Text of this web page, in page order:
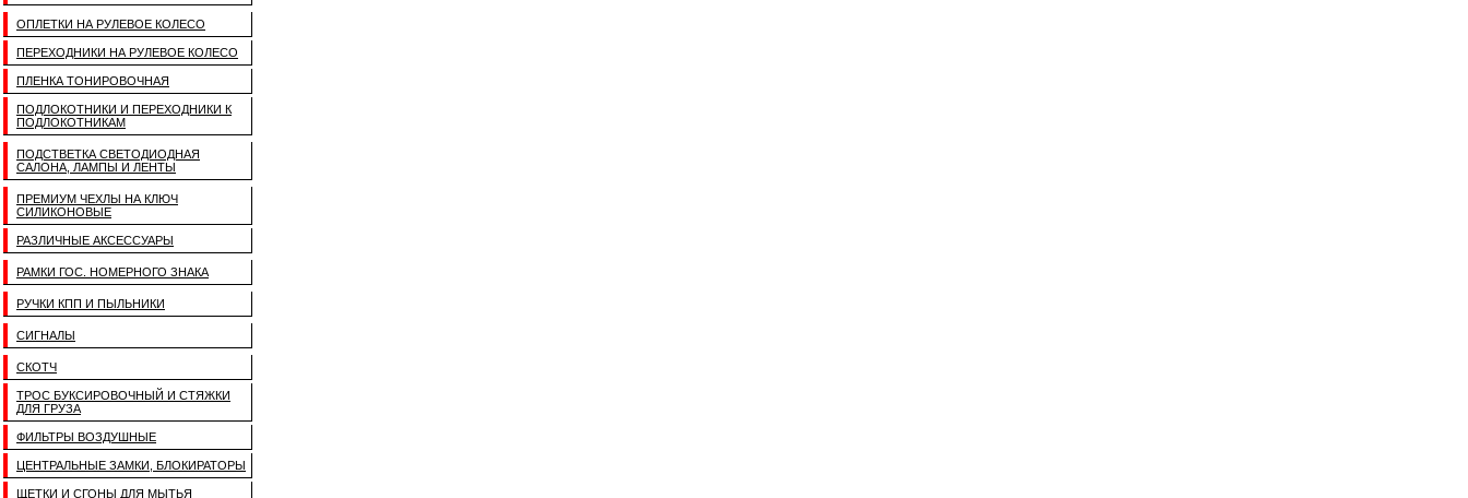
ОПЛЕТКИ НА РУЛЕВОЕ КОЛЕСО
ПЕРЕХОДНИКИ НА РУЛЕВОЕ КОЛЕСО
ПЛЕНКА ТОНИРОВОЧНАЯ
ПОДЛОКОТНИКИ И ПЕРЕХОДНИКИ К
ПОДЛОКОТНИКАМ
ПОДСТВЕТКА СВЕТОДИОДНАЯ
САЛОНА, ЛАМПЫ И ЛЕНТЫ
ПРЕМИУМ ЧЕХЛЫ НА КЛЮЧ
СИЛИКОНОВЫЕ
РАЗЛИЧНЫЕ АКСЕССУАРЫ
РАМКИ ГОС. НОМЕРНОГО ЗНАКА
РУЧКИ КПП И ПЫЛЬНИКИ
СИГНАЛЫ
СКОТЧ
ТРОС БУКСИРОВОЧНЫЙ И СТЯЖКИ
ДЛЯ ГРУЗА
ФИЛЬТРЫ ВОЗДУШНЫЕ
ЦЕНТРАЛЬНЫЕ ЗАМКИ, БЛОКИРАТОРЫ
ЩЕТКИ И СГОНЫ ДЛЯ МЫТЬЯ